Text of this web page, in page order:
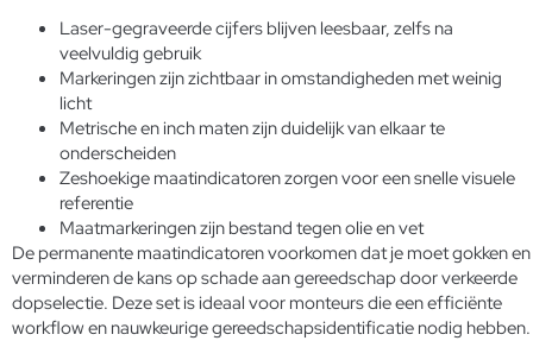
Laser-gegraveerde cijfers blijven leesbaar, zelfs na
veelvuldig gebruik
Markeringen zijn zichtbaar in omstandigheden met weinig
licht
Metrische en inch maten zijn duidelijk van elkaar te
onderscheiden
Zeshoekige maatindicatoren zorgen voor een snelle visuele
referentie
Maatmarkeringen zijn bestand tegen olie en vet
De permanente maatindicatoren voorkomen dat je moet gokken en
verminderen de kans op schade aan gereedschap door verkeerde
dopselectie. Deze set is ideaal voor monteurs die een efficiënte
workflow en nauwkeurige gereedschapsidentificatie nodig hebben.